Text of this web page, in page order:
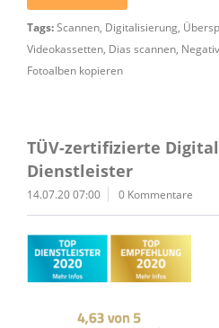
Tags:Scannen, Digitalisierung,
Videokassetten, Dias scannen,
Fotoalben kopieren
TÜV-zertifizierte
Dienstleister
14.07.20 07:00 0 Kommentare